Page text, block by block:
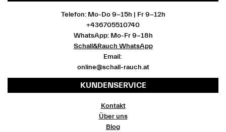
Telefon: Mo-Do 9-15h | Fr 9-12h
+436705510740
WhatsApp: Mo-Fr 9-18h
Schall&Rauch WhatsApp
Email:
online@schall-rauch.at
KUNDENSERVICE
Kontakt
Über uns
Blog